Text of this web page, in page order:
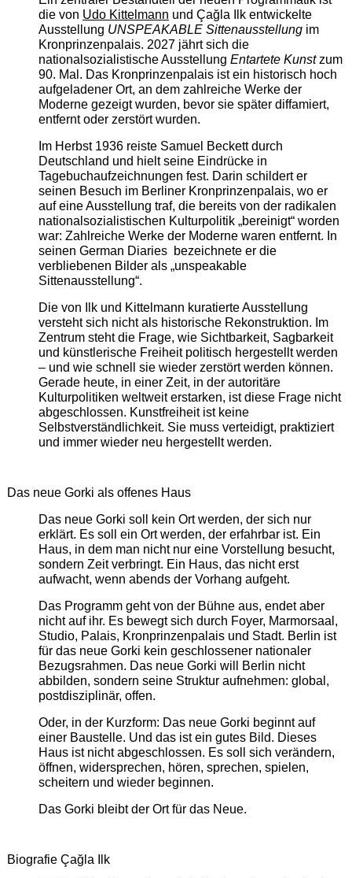
die von Udo Kittelmann und Çağla Ilk entwickelte
Ausstellung UNSPEAKABLE Sittenausstellungim
Kronprinzenpalais. 2027 jährt sich die
nationalsozialistische Ausstellung Entartete Kunstzum
90. Mal. Das Kronprinzenpalais ist ein historisch hoch
aufgeladener Ort, an dem zahlreiche Werke der
Moderne gezeigt wurden, bevor sie später diffamiert,
entfernt oder zerstört wurden.
Im Herbst 1936 reiste Samuel Beckett durch
Deutschland und hielt seine Eindrücke in
Tagebuchaufzeichnungen fest. Darin schildert er
seinen Besuch im Berliner Kronprinzenpalais, wo er
auf eine Ausstellung traf, die bereits von der radikalen
nationalsozialistischen Kulturpolitik „bereinigt“ worden
war: Zahlreiche Werke der Moderne waren entfernt. In
seinen German Diaries bezeichnete er die
verbliebenen Bilder als „unspeakable
Sittenausstellung“.
Die von Ilk und Kittelmann kuratierte Ausstellung
versteht sich nicht als historische Rekonstruktion. Im
Zentrum steht die Frage, wie Sichtbarkeit, Sagbarkeit
und künstlerische Freiheit politisch hergestellt werden
– und wie schnell sie wieder zerstört werden können.
Gerade heute, in einer Zeit, in der autoritäre
Kulturpolitiken weltweit erstarken, ist diese Frage nicht
abgeschlossen. Kunstfreiheit ist keine
Selbstverständlichkeit. Sie muss verteidigt, praktiziert
und immer wieder neu hergestellt werden.
Das neue Gorki als offenes Haus
Das neue Gorki soll kein Ort werden, der sich nur
erklärt. Es soll ein Ort werden, der erfahrbar ist. Ein
Haus, in dem man nicht nur eine Vorstellung besucht,
sondern Zeit verbringt. Ein Haus, das nicht erst
aufwacht, wenn abends der Vorhang aufgeht.
Das Programm geht von der Bühne aus, endet aber
nicht auf ihr. Es bewegt sich durch Foyer, Marmorsaal,
Studio, Palais, Kronprinzenpalais und Stadt. Berlin ist
für das neue Gorki kein geschlossener nationaler
Bezugsrahmen. Das neue Gorki will Berlin nicht
abbilden, sondern seine Struktur aufnehmen: global,
postdisziplinär, offen.
Oder, in der Kurzform: Das neue Gorki beginnt auf
einer Baustelle. Und das ist ein gutes Bild. Dieses
Haus ist nicht abgeschlossen. Es soll sich verändern,
öffnen, widersprechen, hören, sprechen, spielen,
scheitern und wieder beginnen.
Das Gorki bleibt der Ort für das Neue.
Biografie Çağla Ilk